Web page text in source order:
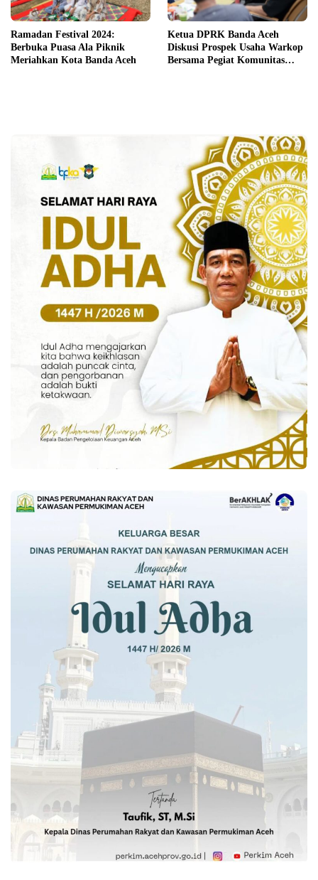
Ramadan Festival 2024:
Berbuka Puasa Ala Piknik
Meriahkan Kota Banda Aceh
Ketua DPRK Banda Aceh
Diskusi Prospek Usaha Warkop
Bersama Pegiat Komunitas